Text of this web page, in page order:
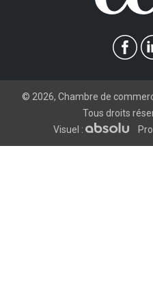
© 2026, Chambre de
Tous droits
Visuel :